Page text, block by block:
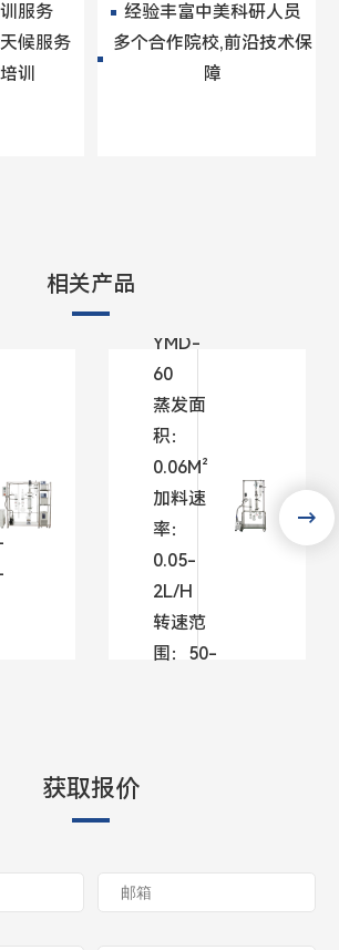
服务
候服务
训
经验丰富中美科研人员
多个合作院校,前沿技术保
障
相关产品
YMD-
60
蒸发面
积：
0.06M²
加料速
率：
0.05-
2L/H
转速范
围：50-
获取报价